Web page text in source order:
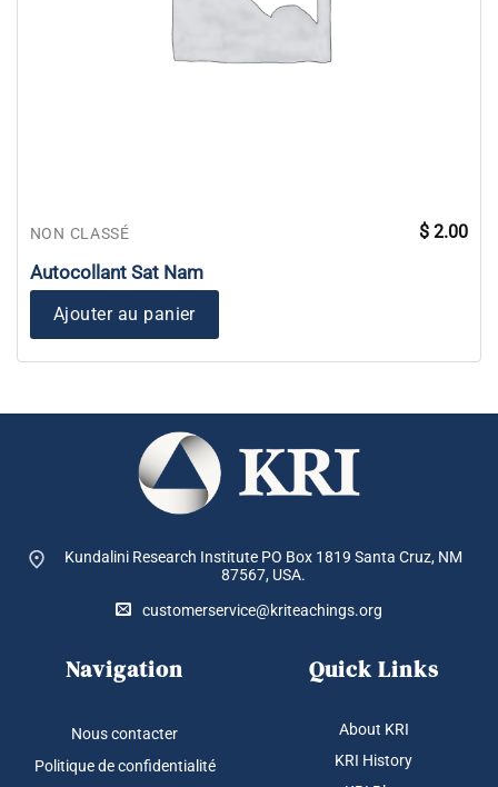
NON CLASSÉ
Autocollant Sat Nam
$ 2.00
Ajouter au panier
Kundalini Research Institute PO Box 1819 Santa Cruz, NM
87567, USA.
customerservice@kriteachings.org
Navigation
Nous contacter
Politique de confidentialité
Quick Links
About KRI
KRI History